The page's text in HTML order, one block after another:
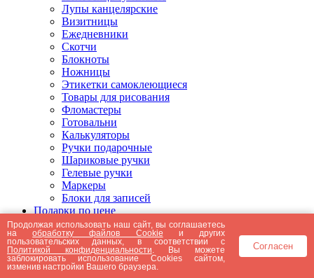
Лупы канцелярские
Визитницы
Ежедневники
Скотчи
Блокноты
Ножницы
Этикетки самоклеющиеся
Товары для рисования
Фломастеры
Готовальни
Калькуляторы
Ручки подарочные
Шариковые ручки
Гелевые ручки
Маркеры
Блоки для записей
Подарки по цене
Подарки от 5000 рублей
Подарки до 5000 рублей
Подарки до 3000 рублей
Подарки до 2000 рублей
Подарки до 1000 рублей
Продолжая использовать наш сайт, вы соглашаетесь
наобработку файлов Cookie и других
пользовательских данных, в соответствии с
Политикой конфиденциальности . Вы можете
заблокировать использование Cookies сайтом,
изменив настройки Вашего браузера.
Согласен